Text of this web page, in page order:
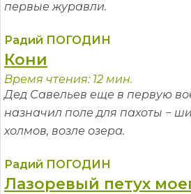
первые журавли.
Радий ПОГОДИН
Кони
Время чтения: 12 мин.
Дед Савельев еще в первую
назначил поле для пахоты −
холмов, возле озера.
Радий ПОГОДИН
Лазоревый петух